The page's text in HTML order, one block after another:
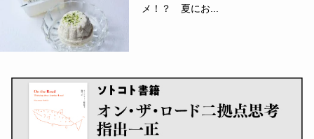
メ！？ 夏にお...